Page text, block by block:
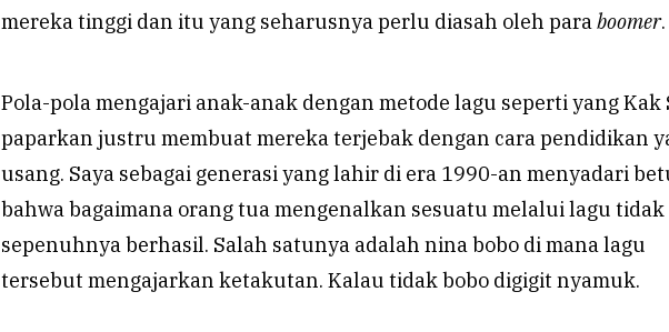
mereka tinggi dan itu yang seharusnya perlu diasah oleh paraboomer.
Pola-pola mengajari anak-anak dengan metode lagu seperti yang Kak
paparkan justru membuat mereka terjebak dengan cara pendidikan
usang. Saya sebagai generasi yang lahir di era 1990-an menyadari
bahwa bagaimana orang tua mengenalkan sesuatu melalui lagu tidak
sepenuhnya berhasil. Salah satunya adalah nina bobo di mana lagu
tersebut mengajarkan ketakutan. Kalau tidak bobo digigit nyamuk.